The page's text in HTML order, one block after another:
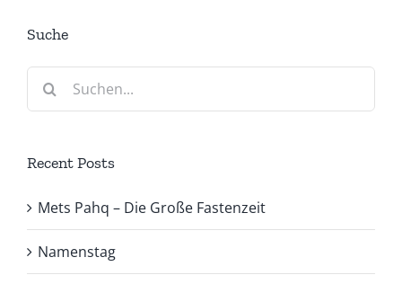
Suche
Suche
Recent Posts
Mets Pahq – Die Große Fastenzeit
Namenstag